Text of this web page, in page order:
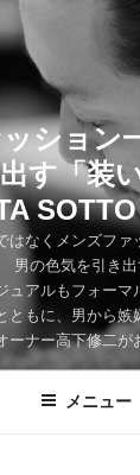
ション
す「装
SOTTO
はなくメンズファ
男の色気を引き
ュアルもフォーマ
ともに、男から嫉
ーナー高下修二が
メニュー